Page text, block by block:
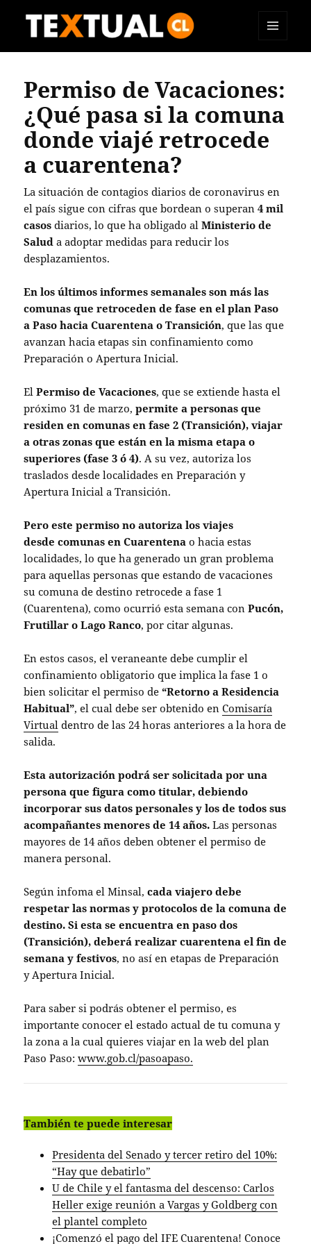
Permiso de Vacaciones:
¿Qué pasa si la comuna
donde viajé retrocede
a cuarentena?
La situación de contagios diarios de coronavirus en
el país sigue con cifras que bordean o superan4 mil
casos diarios, lo que ha obligado alMinisterio de
Saluda adoptar medidas para reducir los
desplazamientos.
En los últimos informes semanales son más las
comunas que retroceden de fase en el plan Paso
a Paso hacia Cuarentena o Transición, que las que
avanzan hacia etapas sin confinamiento como
Preparación o Apertura Inicial.
ElPermiso de Vacaciones, que se extiende hasta el
próximo 31 de marzo,permite a personas que
residen en comunas en fase 2 (Transición), viajar
a otras zonas que están en la misma etapa o
superiores (fase 3 ó 4). A su vez, autoriza los
traslados desde localidades en Preparación y
Apertura Inicial a Transición.
Pero este permiso no autoriza los viajes
desde comunas en Cuarentena o hacia estas
localidades, lo que ha generado un gran problema
para aquellas personas que estando de vacaciones
su comuna de destino retrocede a fase 1
(Cuarentena), como ocurrió esta semana conPucón,
Frutillar o Lago Ranco, por citar algunas.
En estos casos, el veraneante debe cumplir el
confinamiento obligatorio que implica la fase 1 o
bien solicitar el permiso de“Retorno a Residencia
Habitual”, el cual debe ser obtenido enComisaría
Virtual dentro de las 24 horas anteriores a la hora de
salida.
Esta autorización podrá ser solicitada por una
persona que figura como titular, debiendo
incorporar sus datos personales y los de todos sus
acompañantes menores de 14 años. Las personas
mayores de 14 años deben obtener el permiso de
manera personal.
Según infoma el Minsal,cada viajero debe
respetar las normas y protocolos de la comuna de
destino. Si esta se encuentra en paso dos
(Transición), deberá realizar cuarentena el fin de
semana y festivos, no así en etapas de Preparación
y Apertura Inicial.
Para saber si podrás obtener el permiso, es
importante conocer el estado actual de tu comuna y
la zona a la cual quieres viajar en la web del plan
Paso Paso:www.gob.cl/pasoapaso.
También te puede interesar
Presidenta del Senado y tercer retiro del 10%:
“Hay que debatirlo”
U de Chile y el fantasma del descenso: Carlos
Heller exige reunión a Vargas y Goldberg con
el plantel completo
¡Comenzó el pago del IFE Cuarentena! Conoce